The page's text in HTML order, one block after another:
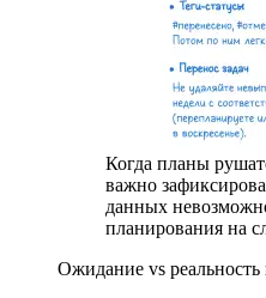
Когда планы
важно
данных
планирования на
Ожидание vs